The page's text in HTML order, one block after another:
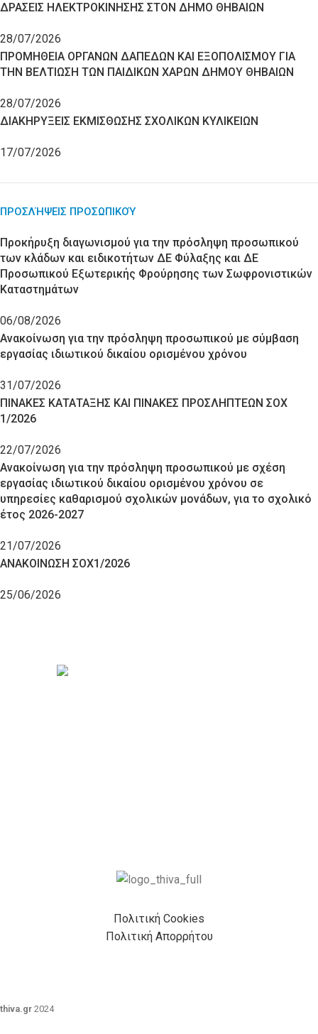
ΔΡΑΣΕΙΣ ΗΛΕΚΤΡΟΚΙΝΗΣΗΣ ΣΤΟΝ ΔΗΜΟ ΘΗΒΑΙΩΝ
28/07/2026
ΠΡΟΜΗΘΕΙΑ ΟΡΓΑΝΩΝ ΔΑΠΕΔΩΝ ΚΑΙ ΕΞΟΠΟΛΙΣΜΟΥ ΓΙΑ
ΤΗΝ ΒΕΛΤΙΩΣΗ ΤΩΝ ΠΑΙΔΙΚΩΝ ΧΑΡΩΝ ΔΗΜΟΥ ΘΗΒΑΙΩΝ
28/07/2026
ΔΙΑΚΗΡΥΞΕΙΣ ΕΚΜΙΣΘΩΣΗΣ ΣΧΟΛΙΚΩΝ ΚΥΛΙΚΕΙΩΝ
17/07/2026
ΠΡΟΣΛΉΨΕΙΣ ΠΡΟΣΩΠΙΚΟΎ
Προκήρυξη διαγωνισμού για την πρόσληψη προσωπικού
των κλάδων και ειδικοτήτων ΔΕ Φύλαξης και ΔΕ
Προσωπικού Εξωτερικής Φρούρησης των Σωφρονιστικών
Καταστημάτων
06/08/2026
Ανακοίνωση για την πρόσληψη προσωπικού με σύμβαση
εργασίας ιδιωτικού δικαίου ορισμένου χρόνου
31/07/2026
ΠΙΝΑΚΕΣ ΚΑΤΑΤΑΞΗΣ ΚΑΙ ΠΙΝΑΚΕΣ ΠΡΟΣΛΗΠΤΕΩΝ ΣΟΧ
1/2026
22/07/2026
Ανακοίνωση για την πρόσληψη προσωπικού με σχέση
εργασίας ιδιωτικού δικαίου ορισμένου χρόνου σε
υπηρεσίες καθαρισμού σχολικών μονάδων, για το σχολικό
έτος 2026-2027
21/07/2026
ΑΝΑΚΟΙΝΩΣΗ ΣΟΧ1/2026
25/06/2026
Πολιτική Cookies
Πολιτική Απορρήτου
thiva.gr 2024